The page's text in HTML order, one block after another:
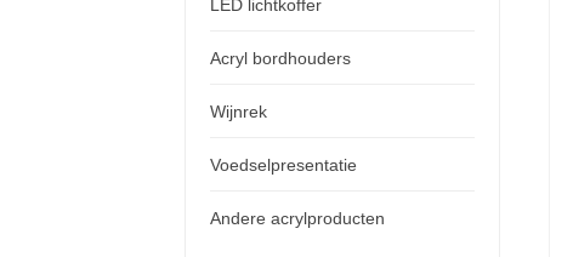
LED lichtkoffer
Acryl bordhouders
Wijnrek
Voedselpresentatie
Andere acrylproducten